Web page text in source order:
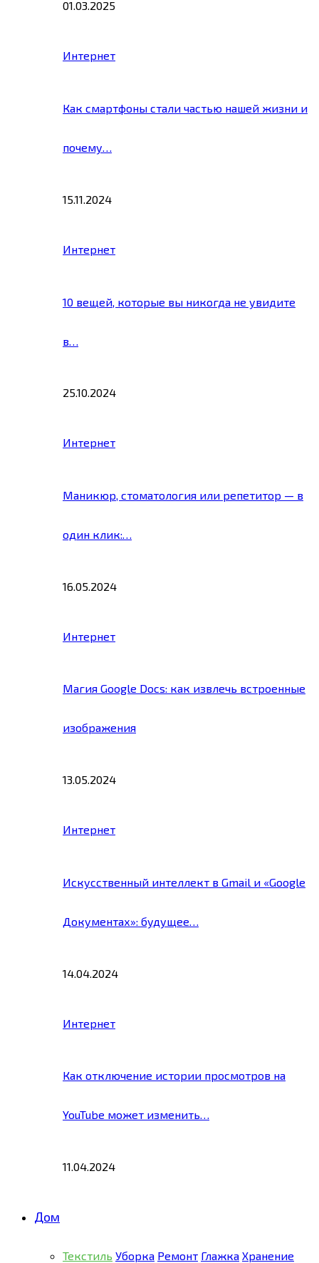
01.03.2025
Интернет
Как смартфоны стали частью нашей жизни и
почему…
15.11.2024
Интернет
10 вещей, которые вы никогда не увидите
в…
25.10.2024
Интернет
Маникюр, стоматология или репетитор — в
один клик:…
16.05.2024
Интернет
Магия Google Docs: как извлечь встроенные
изображения
13.05.2024
Интернет
Искусственный интеллект в Gmail и «Google
Документах»: будущее…
14.04.2024
Интернет
Как отключение истории просмотров на
YouTube может изменить…
11.04.2024
Дом
Текстиль Уборка Ремонт Глажка Хранение